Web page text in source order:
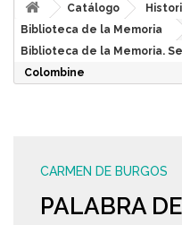
Catálogo
Biblioteca de la Memoria
Biblioteca de la Memoria.
Colombine
CARMEN DE BURGOS
PALABRA